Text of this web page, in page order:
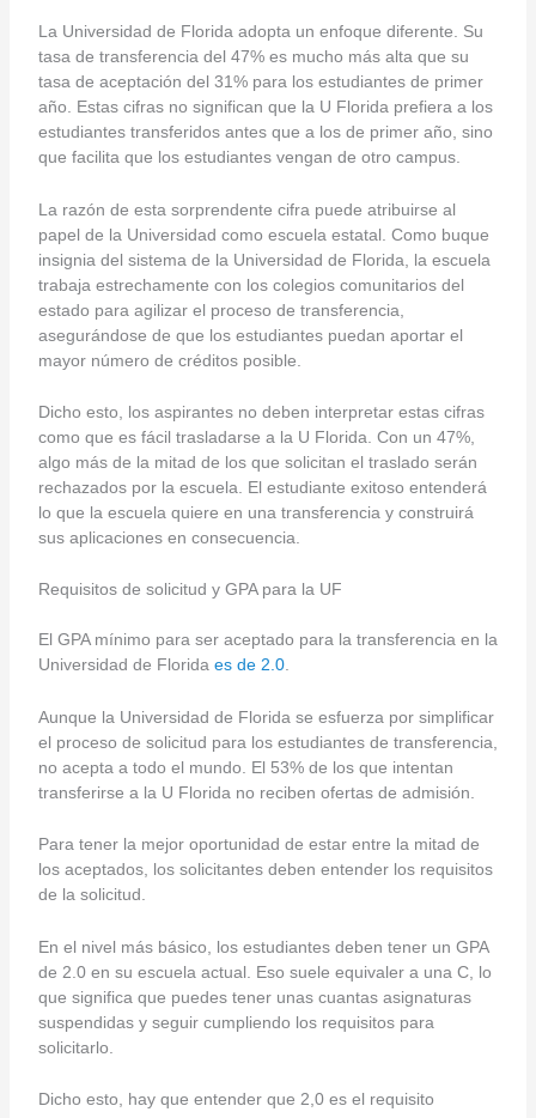
La Universidad de Florida adopta un enfoque diferente. Su
tasa de transferencia del 47% es mucho más alta que su
tasa de aceptación del 31% para los estudiantes de primer
año. Estas cifras no significan que la U Florida prefiera a los
estudiantes transferidos antes que a los de primer año, sino
que facilita que los estudiantes vengan de otro campus.
La razón de esta sorprendente cifra puede atribuirse al
papel de la Universidad como escuela estatal. Como buque
insignia del sistema de la Universidad de Florida, la escuela
trabaja estrechamente con los colegios comunitarios del
estado para agilizar el proceso de transferencia,
asegurándose de que los estudiantes puedan aportar el
mayor número de créditos posible.
Dicho esto, los aspirantes no deben interpretar estas cifras
como que es fácil trasladarse a la U Florida. Con un 47%,
algo más de la mitad de los que solicitan el traslado serán
rechazados por la escuela. El estudiante exitoso entenderá
lo que la escuela quiere en una transferencia y construirá
sus aplicaciones en consecuencia.
Requisitos de solicitud y GPA para la UF
El GPA mínimo para ser aceptado para la transferencia en la
Universidad de Florida es de 2.0.
Aunque la Universidad de Florida se esfuerza por simplificar
el proceso de solicitud para los estudiantes de transferencia,
no acepta a todo el mundo. El 53% de los que intentan
transferirse a la U Florida no reciben ofertas de admisión.
Para tener la mejor oportunidad de estar entre la mitad de
los aceptados, los solicitantes deben entender los requisitos
de la solicitud.
En el nivel más básico, los estudiantes deben tener un GPA
de 2.0 en su escuela actual. Eso suele equivaler a una C, lo
que significa que puedes tener unas cuantas asignaturas
suspendidas y seguir cumpliendo los requisitos para
solicitarlo.
Dicho esto, hay que entender que 2,0 es el requisito